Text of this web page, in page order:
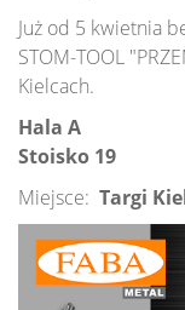
Już od 5 kwietnia
STOM-TOOL
Kielcach.
Hala A
Stoisko 19
Miejsce: Targi